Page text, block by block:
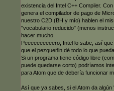
existencia del Intel C++ Compiler.
genera el compilador de pago de
nuestro C2D (BH y mío) hablen el
"vocabulario reducido" (menos
hacer mucho.
Peeeeeeeeeero, Intel lo sabe, así
que el pezqueñin dé todo lo que
Si un programa tiene código libre
puede quedarse corto) podríamos
para Atom que de debería funcionar
Así que ya sabes, si el Atom da